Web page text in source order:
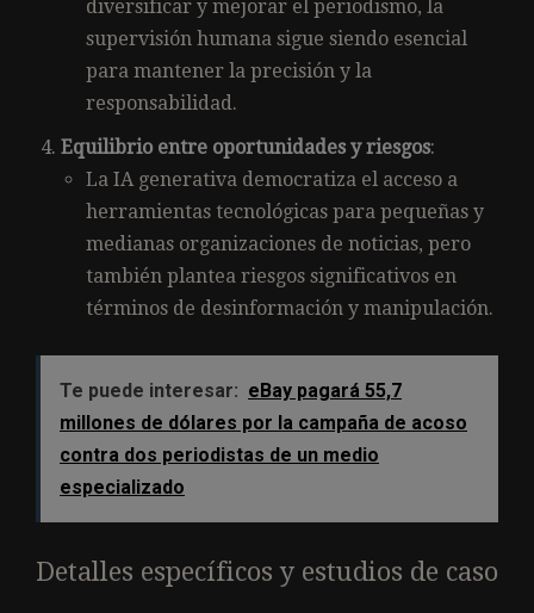
diversificar y mejorar el periodismo, la
supervisión humana sigue siendo esencial
para mantener la precisión y la
responsabilidad.
Equilibrio entre oportunidades y riesgos:
La IA generativa democratiza el acceso a
herramientas tecnológicas para pequeñas y
medianas organizaciones de noticias, pero
también plantea riesgos significativos en
términos de desinformación y manipulación.
Te puede interesar: eBay pagará 55,7
millones de dólares por la campaña de acoso
contra dos periodistas de un medio
especializado
Detalles específicos y estudios de caso